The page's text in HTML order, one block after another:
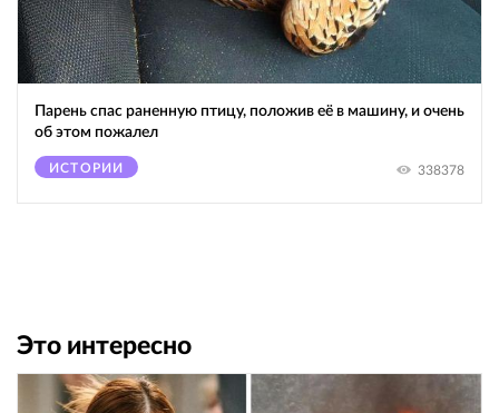
Парень спас раненную птицу, положив её в машину, и очень
об этом пожалел
ИСТОРИИ 338378
Это интересно